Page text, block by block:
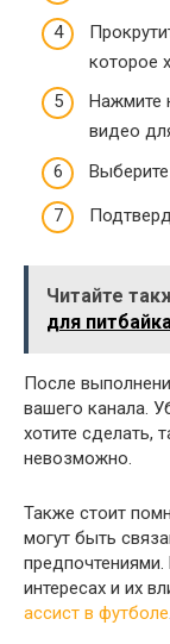
которое
Нажмите
видео
Читайте
для
После
вашего канала.
хотите сделать,
невозможно.
Также стоит
могут быть
интересах и их
ассист в футболе.